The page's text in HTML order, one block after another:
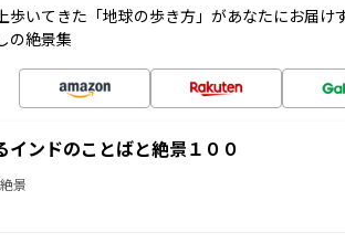
歩いてきた「地球の歩き方」があなたにお届け
の絶景集
インドのことばと絶景１００
景